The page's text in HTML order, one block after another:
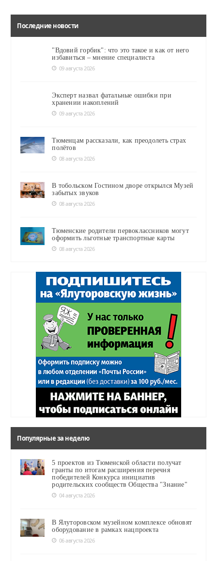
Последние новости
"Вдовий горбик": что это такое и как от него
избавиться – мнение специалиста
09 августа 2026
Эксперт назвал фатальные ошибки при
хранении накоплений
09 августа 2026
Тюменцам рассказали, как преодолеть страх
полётов
08 августа 2026
В тобольском Гостином дворе открылся Музей
забытых звуков
08 августа 2026
Тюменские родители первоклассников могут
оформить льготные транспортные карты
08 августа 2026
Популярные за неделю
5 проектов из Тюменской области получат
гранты по итогам расширения перечня
победителей Конкурса инициатив
родительских сообществ Общества "Знание"
04 августа 2026
В Ялуторовском музейном комплексе обновят
оборудование в рамках нацпроекта
06 августа 2026